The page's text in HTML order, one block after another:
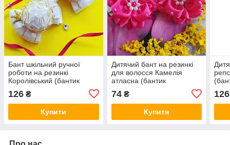
Бант шкільний ручної
роботи на резинкі
Королівський (бантик
школу, білі банти канзаші
на голову)
126 ₴
Купити
Дитячий бант на резинкі
для волосся Камелія
атласна (бантик
малиновий ручної роботи
в школу стиль барбі
канзаші на голову)
74₴
Купити
для
126